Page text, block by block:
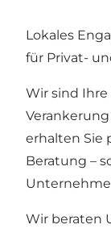
Lokales
für Privat-
Wir sind
erhalten Sie
Beratung –
Wir beraten